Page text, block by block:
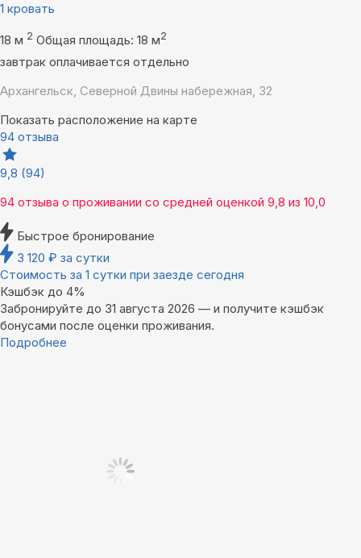
1 кровать
18 м 2 Общая площадь: 18 м2
завтрак оплачивается отдельно
Архангельск, Северной Двины набережная, 32
Показать расположение на карте
94 отзыва
9,8 (94)
94 отзыва о проживании со средней оценкой 9,8 из 10,0
Быстрое бронирование
3 120 ₽ за сутки
Стоимость за 1 сутки при заезде сегодня
Кэшбэк до 4%
Забронируйте до 31 августа 2026 — и получите кэшбэк
бонусами после оценки проживания.
Подробнее